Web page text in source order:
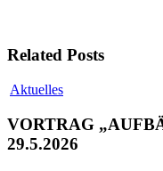
Related Posts
Aktuelles
VORTRAG
29.5.2026